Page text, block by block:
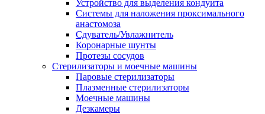
Устройство для выделения кондуита
Системы для наложения проксимального
анастомоза
Сдуватель/Увлажнитель
Коронарные шунты
Протезы сосудов
Стерилизаторы и моечные машины
Паровые стерилизаторы
Плазменные стерилизаторы
Моечные машины
Дезкамеры